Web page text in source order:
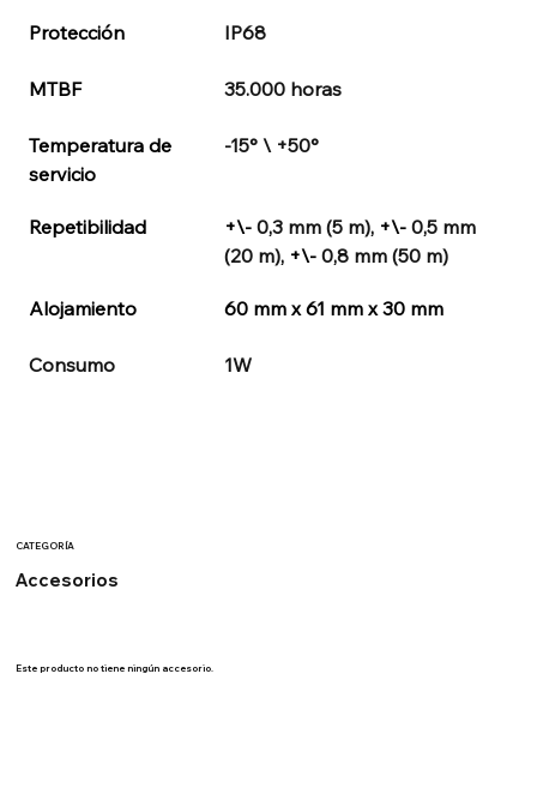
Protección IP68
MTBF 35.000 horas
Temperatura de
servicio
-15° \ +50°
Repetibilidad +\- 0,3 mm (5 m), +\- 0,5 mm
(20 m), +\- 0,8 mm (50 m)
Alojamiento 60 mm x 61 mm x 30 mm
Consumo 1W
CATEGORÍA
Accesorios
Este producto no tiene ningún accesorio.